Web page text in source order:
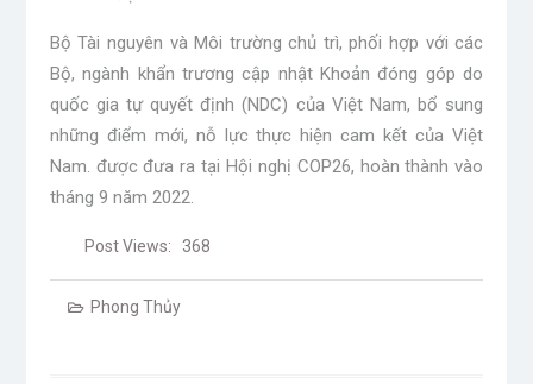
Bộ Tài nguyên và Môi trường chủ trì, phối hợp với các
Bộ, ngành khẩn trương cập nhật Khoản đóng góp do
quốc gia tự quyết định (NDC) của Việt Nam, bổ sung
những điểm mới, nỗ lực thực hiện cam kết của Việt
Nam. được đưa ra tại Hội nghị COP26, hoàn thành vào
tháng 9 năm 2022.
Post Views: 368
Phong Thủy